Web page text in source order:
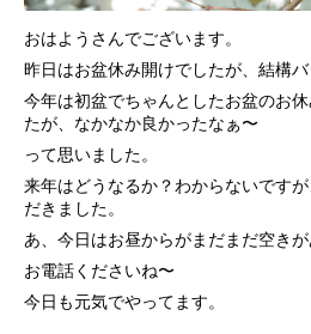
おはようさんでございます。
昨日はお盆休み開けでしたが、結構バ
今年は初盆でちゃんとしたお盆のお
たが、なかなか良かったなぁ〜
って思いました。
来年はどうなるか？わからないです
だきました。
あ、今日はお昼からがまだまだ空き
お電話くださいね〜
今日も元気でやってます。